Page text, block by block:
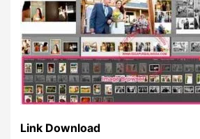
Link Download